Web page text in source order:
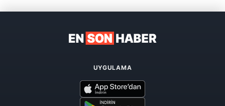
UYGULAMA